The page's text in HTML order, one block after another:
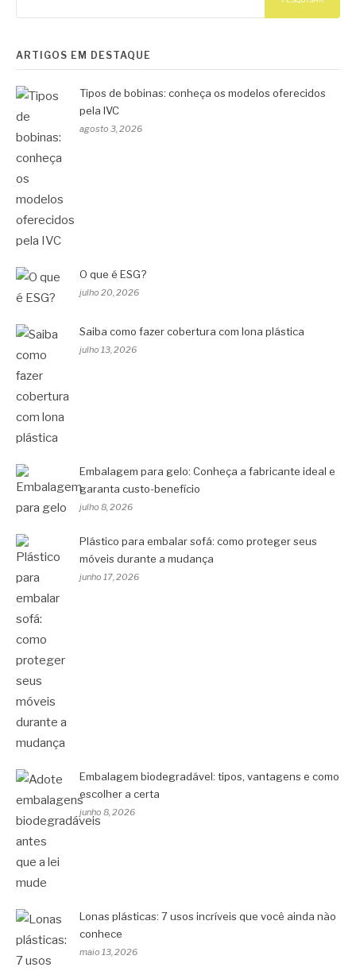
ARTIGOS EM DESTAQUE
Tipos de bobinas: conheça os modelos oferecidos
pela IVC
agosto 3, 2026
O que é ESG?
julho 20, 2026
Saiba como fazer cobertura com lona plástica
julho 13, 2026
Embalagem para gelo: Conheça a fabricante ideal e
garanta custo-benefício
julho 8, 2026
Plástico para embalar sofá: como proteger seus
móveis durante a mudança
junho 17, 2026
Embalagem biodegradável: tipos, vantagens e como
escolher a certa
junho 8, 2026
Lonas plásticas: 7 usos incríveis que você ainda não
conhece
maio 13, 2026